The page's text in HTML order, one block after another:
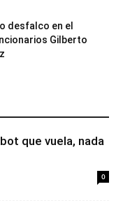
desfalco en el
Gilberto
que vuela, nada
0